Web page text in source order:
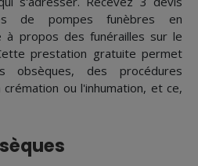
de pompes funèbres en
à propos des funérailles sur le
prestation gratuite permet
des procédures
ou l'inhumation, et ce,